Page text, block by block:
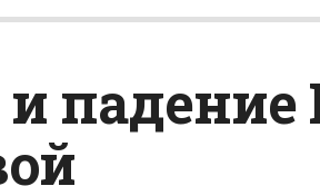
и падение